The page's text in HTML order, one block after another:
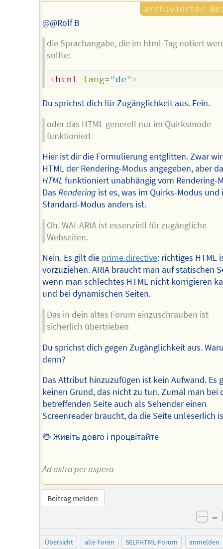
@@Rolf B
die Sprachangabe, die im html-Tag notiert
sollte:
<html lang="de">
Du sprichst dich für Zugänglichkeit aus. Fein.
oder das HTML generell nur im Quirksmode
funktioniert
Hier ist dir die Formulierung entglitten. Zwar
HTML der Rendering-Modus angegeben, aber
HTMLfunktioniert unabhängig vom Rendering-
Das Rendering ist es, was im Quirks-Modus und
Standard-Modus anders ist.
Oh. WAI-ARIA ist essenziell für zugängliche
Webseiten.
Nein. Es gilt die prime directive: richtiges HTML
vorzuziehen. ARIA braucht man auf statischen
wenn man schlechtes HTML nicht korrigieren
und bei dynamischen Seiten.
Das in dein altes Forum einzuschrauben ist
sicherlich übertrieben
Du sprichst dich gegen Zugänglichkeit aus.
denn?
Das Attribut hinzuzufügen ist kein Aufwand. Es
keinen Grund, das nicht zu tun. Zumal man bei
betreffenden Seite auch als Sehender einen
Screenreader braucht, da die Seite unleserlich
🖖 Живіть довго і процвітайте
--
Ad astra per aspera
Beitrag melden
–
Übersicht alle Foren SELFHTML-Forum
anmelden